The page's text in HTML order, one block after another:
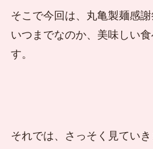
そこで今回は、丸亀製麺感
いつまでなのか、美味しい
す。
それでは、さっそく見てい